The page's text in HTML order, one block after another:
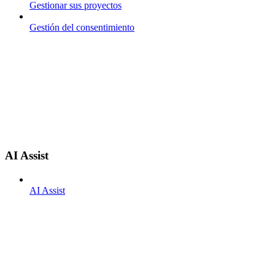
Gestionar sus proyectos
Gestión del consentimiento
AI Assist
AI Assist